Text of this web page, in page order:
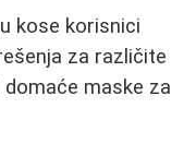
kose korisnici
za različite
maske za